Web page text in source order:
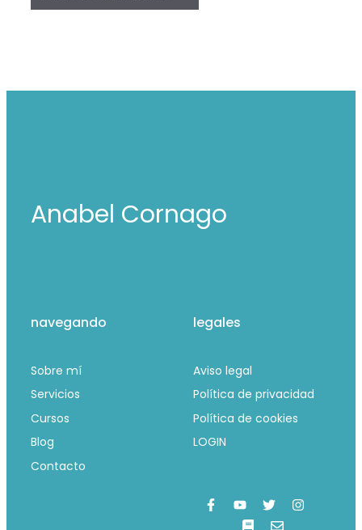
Anabel Cornago
navegando
Sobre mí
Servicios
Cursos
Blog
Contacto
legales
Aviso legal
Política de privacidad
Política de cookies
LOGIN